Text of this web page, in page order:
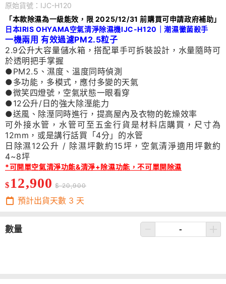
原始貨號：IJC-H120
「本款除濕為一級能效，限 2025/12/31 前購買可申請政府補助」
日本IRIS OHYAMA空氣清淨除濕機IJC-H120｜潮濕黴菌殺手
一機兩用 有效過濾PM2.5粒子
2.9公升大容量儲水箱，搭配單手可拆裝設計，水量隨時可
於透明把手掌握
●PM2.5、濕度、溫度同時偵測
●多功能，多模式，應付多變的天氣
●微笑四燈號，空氣狀態一眼看穿
●12公升/日的強大除溼能力
●送風、除溼同時進行，提高屋內及衣物的乾燥效率
可外接水管，水管可至五金行貨是材料店購買，尺寸為
12mm，或是講行話買「4分」的水管
日除濕12公升 / 除濕坪數約15坪，空氣清淨適用坪數約
4~8坪
*可開單空氣清淨功能&清淨+除濕功能，不可單開除濕
$ 12,900 $ 20,900
預計出貨天數 3 天
數量